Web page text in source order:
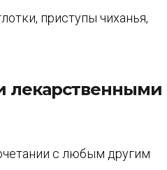
приступы чиханья,
лекарственными
с любым другим